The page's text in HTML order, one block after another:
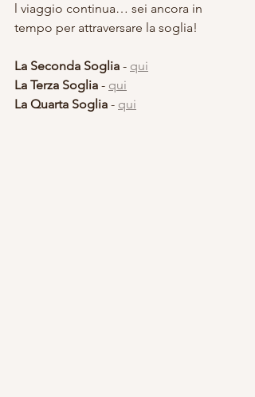
l viaggio continua… sei ancora in
tempo per attraversare la soglia!
La Seconda Soglia - qui
La Terza Soglia - qui
La Quarta Soglia - qui